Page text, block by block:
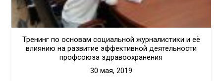
Тренинг по основам социальной журналистики и её
влиянию на развитие эффективной деятельности
профсоюза здравоохранения
30 мая, 2019